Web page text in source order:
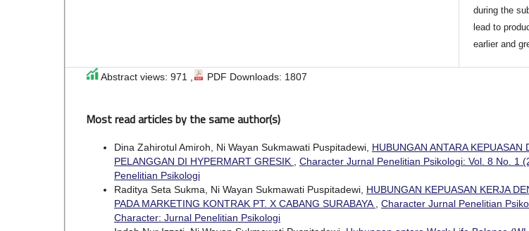
during the
lead to
earlier and
Abstract views: 971 , PDF Downloads: 1807
Most read articles by the same author(s)
Dina Zahirotul Amiroh, Ni Wayan Sukmawati Puspitadewi, HUBUNGAN ANTARA KEPUASAN
PELANGGAN DI HYPERMART GRESIK , Character Jurnal Penelitian Psikologi: Vol. 8 No. 1
Penelitian Psikologi
Raditya Seta Sukma, Ni Wayan Sukmawati Puspitadewi, HUBUNGAN KEPUASAN KERJA
PADA MARKETING KONTRAK PT. X CABANG SURABAYA, Character Jurnal Penelitian
Character: Jurnal Penelitian Psikologi